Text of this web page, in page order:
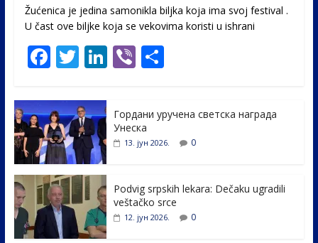
Žućenica je jedina samonikla biljka koja ima svoj festival .
U čast ovе biljke koja se vekovima koristi u ishrani
F
e
b
o
o
k
T
itt
er
Li
e
dI
Vi S
e
Гордани уручена светска награда
Унеска
13. јун 2026. 0
Podvig srpskih lekara: Dečaku ugradili
veštačko srce
12. јун 2026. 0